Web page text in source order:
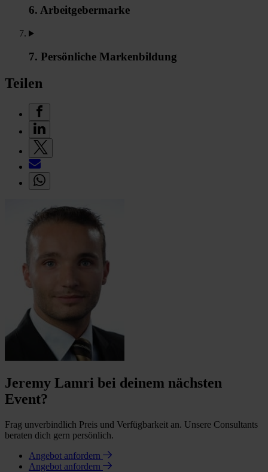
6. Arbeitgebermarke
7. Persönliche Markenbildung
Teilen
Jeremy Lamri bei deinem nächsten
Event?
Frag unverbindlich Preis und Verfügbarkeit an. Unsere Consultants
beraten dich gern persönlich.
Angebot anfordern
Angebot anfordern